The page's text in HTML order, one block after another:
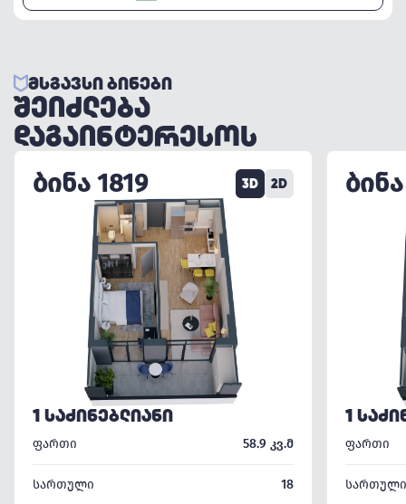
ᲛᲡᲒᲐᲕᲡᲘ ᲑᲘᲜᲔᲑᲘ
ᲨᲔᲘᲫᲚᲔᲑᲐ
ᲓᲐᲒᲐᲘᲜᲢᲔᲠᲔᲡᲝᲡ
ᲑᲘᲜᲐ 1819 3D 2D
1 ᲡᲐᲫᲘᲜᲔᲑᲚᲘᲐᲜᲘ
ფართი 58.9 კვ.მ
სართული
18
1
ფართი
სართული